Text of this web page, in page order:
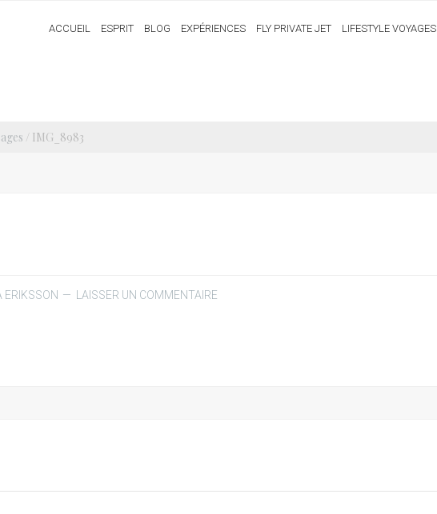
ACCUEIL ESPRIT BLOG EXPÉRIENCES FLY PRIVATE JET LIFESTYLE VOYAGES
/ IMG_8983
ERIKSSON LAISSER UN COMMENTAIRE